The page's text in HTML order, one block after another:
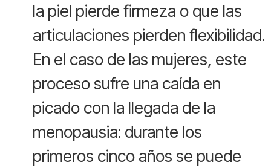
la piel pierde firmeza o que las
articulaciones pierden flexibilidad.
En el caso de las mujeres, este
proceso sufre una caída en
picado con la llegada de la
menopausia: durante los
primeros cinco años se puede